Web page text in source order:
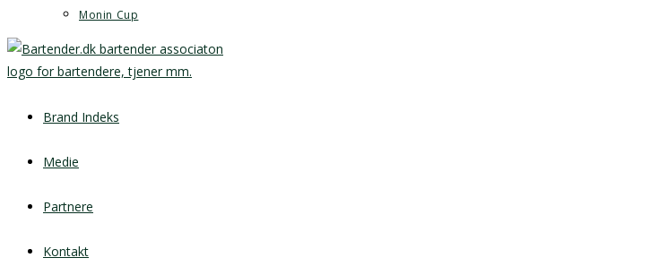
Monin Cup
Brand Indeks
Medie
Partnere
Kontakt